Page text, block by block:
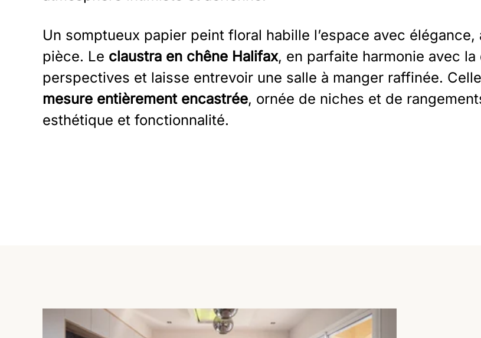
Un somptueux papier peint floral habille l’espace avec
pièce. Le claustra en chêne Halifax, en parfaite harmonie avec
perspectives et laisse entrevoir une salle à manger raffinée.
mesure entièrement encastrée, ornée de niches et de
esthétique et fonctionnalité.